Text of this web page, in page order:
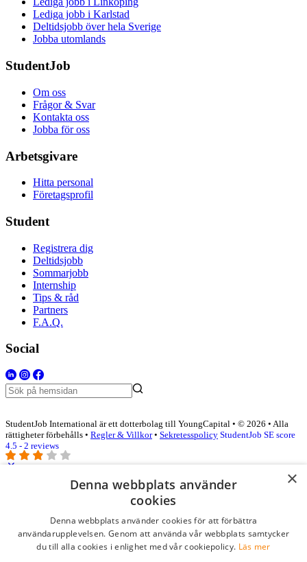
Lediga jobb i Karlstad
Deltidsjobb över hela Sverige
Jobba utomlands
StudentJob
Om oss
Frågor & Svar
Kontakta oss
Jobba för oss
Arbetsgivare
Hitta personal
Företagsprofil
Student
Registrera dig
Deltidsjobb
Sommarjobb
Internship
Tips & råd
Partners
F.A.Q.
Social
StudentJob International är ett dotterbolag till YoungCapital • © 2026 • Alla
rättigheter förbehålls • Regler & Villkor• Sekretesspolicy StudentJob SE score
4.5 - 2 reviews
Logga in som företag
Lösenord
×
Denna webbplats använder
cookies
Denna webbplats använder cookies för att förbättra
användarupplevelsen. Genom att använda vår webbplats samtycker
du till alla cookies i enlighet med vår cookiepolicy. Läs mer